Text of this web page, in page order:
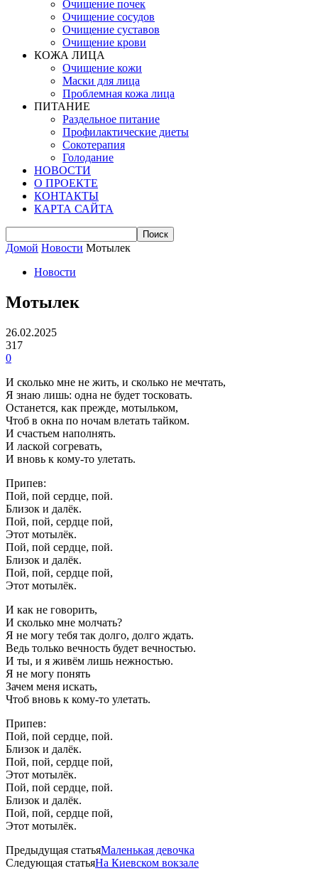
Очищение почек
Очищение сосудов
Очищение суставов
Очищение крови
КОЖА ЛИЦА
Очищение кожи
Маски для лица
Проблемная кожа лица
ПИТАНИЕ
Раздельное питание
Профилактические диеты
Сокотерапия
Голодание
НОВОСТИ
О ПРОЕКТЕ
КОНТАКТЫ
КАРТА САЙТА
Домой Новости Мотылек
Новости
Мотылек
26.02.2025
317
0
И сколько мне не жить, и сколько не мечтать,
Я знаю лишь: одна не будет тосковать.
Останется, как прежде, мотыльком,
Чтоб в окна по ночам влетать тайком.
И счастьем наполнять.
И лаской согревать,
И вновь к кому-то улетать.
Припев:
Пой, пой сердце, пой.
Близок и далёк.
Пой, пой, сердце пой,
Этот мотылёк.
Пой, пой сердце, пой.
Близок и далёк.
Пой, пой, сердце пой,
Этот мотылёк.
И как не говорить,
И сколько мне молчать?
Я не могу тебя так долго, долго ждать.
Ведь только вечность будет вечностью.
И ты, и я живём лишь нежностью.
Я не могу понять
Зачем меня искать,
Чтоб вновь к кому-то улетать.
Припев:
Пой, пой сердце, пой.
Близок и далёк.
Пой, пой, сердце пой,
Этот мотылёк.
Пой, пой сердце, пой.
Близок и далёк.
Пой, пой, сердце пой,
Этот мотылёк.
Предыдущая статьяМаленькая девочка
Следующая статьяНа Киевском вокзале